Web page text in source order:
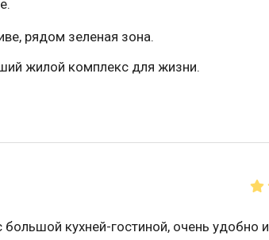
рядом зеленая зона.
жилой комплекс для жизни.
кухней-гостиной, очень удобно